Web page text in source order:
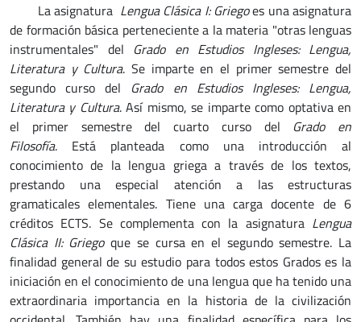
La asignatura Lengua Clásica I: Griegoes una asignatura
de formación básica perteneciente a la materia "otras lenguas
instrumentales" del Grado en Estudios Ingleses: Lengua,
Literatura y Cultura. Se imparte en el primer semestre del
segundo curso del Grado en Estudios Ingleses: Lengua,
Literatura y Cultura. Así mismo, se imparte como optativa en
el primer semestre del cuarto curso del Grado en
Filosofía. Está planteada como una introducción al
conocimiento de la lengua griega a través de los textos,
prestando una especial atención a las estructuras
gramaticales elementales. Tiene una carga docente de 6
créditos ECTS. Se complementa con la asignatura Lengua
Clásica II: Griegoque se cursa en el segundo semestre. La
finalidad general de su estudio para todos estos Grados es la
iniciación en el conocimiento de una lengua que ha tenido una
extraordinaria importancia en la historia de la civilización